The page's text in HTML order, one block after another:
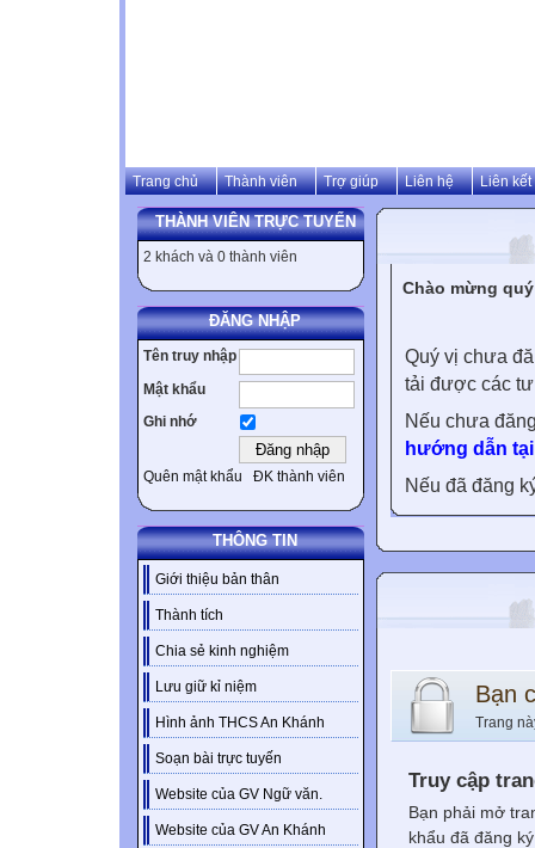
Trang chủ Thành viên Trợ giúp Liên hệ Liên kết
THÀNH VIÊN TRỰC TUYẾN
2 khách và 0 thành viên
ĐĂNG NHẬP
Tên truy nhập
Mật khẩu
Ghi nhớ
Quên mật khẩu ĐK thành viên
THÔNG TIN
Giới thiệu bản thân
Thành tích
Chia sẻ kinh nghiệm
Lưu giữ kỉ niệm
Hình ảnh THCS An Khánh
Soạn bài trực tuyến
Website của GV Ngữ văn.
Website của GV An Khánh
Chào mừng
Quý vị chưa
tải được các
Nếu chưa
hướng dẫn
Nếu đã đăng
Bạn
Trang
Truy cập
Bạn phải mở
khẩu đã đăng